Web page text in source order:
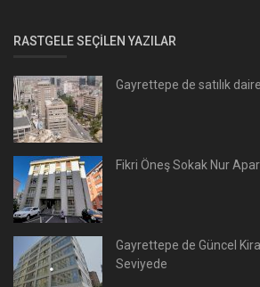
RASTGELE SEÇILEN YAZILAR
Gayrettepe de satılık
Fikri Öneş Sokak Nur
Gayrettepe de Güncel
Seviyede